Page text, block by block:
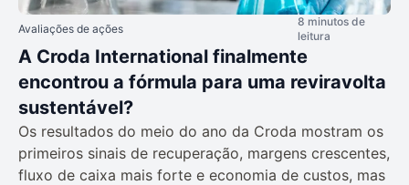
Avaliações de ações
8 minutos de
leitura
A Croda International finalmente
encontrou a fórmula para uma reviravolta
sustentável?
Os resultados do meio do ano da Croda mostram os
primeiros sinais de recuperação, margens crescentes,
fluxo de caixa mais forte e economia de custos, mas